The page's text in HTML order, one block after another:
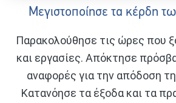
Μεγιστοποίησε τα κέρδη
Παρακολούθησε τις ώρες που
και εργασίες. Απόκτησε
αναφορές για την απόδοση
Κατανόησε τα έξοδα και τα